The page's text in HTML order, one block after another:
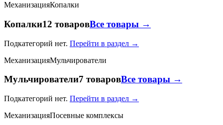
МеханизацияКопалки
Копалки12 товаровВсе товары →
Подкатегорий нет. Перейти в раздел →
МеханизацияМульчирователи
Мульчирователи7 товаровВсе товары →
Подкатегорий нет. Перейти в раздел →
МеханизацияПосевные комплексы